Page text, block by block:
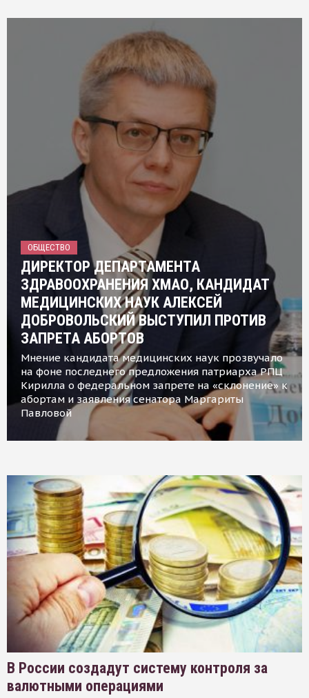
ОБЩЕСТВО
ДИРЕКТОР ДЕПАРТАМЕНТА
ЗДРАВООХРАНЕНИЯ ХМАО, КАНДИДАТ
МЕДИЦИНСКИХ НАУК АЛЕКСЕЙ
ДОБРОВОЛЬСКИЙ ВЫСТУПИЛ ПРОТИВ
ЗАПРЕТА АБОРТОВ
Мнение кандидата медицинских наук прозвучало
на фоне последнего предложения патриарха РПЦ
Кирилла о федеральном запрете на «склонение» к
абортам и заявления сенатора Маргариты
Павловой
В России создадут систему контроля за
валютными операциями